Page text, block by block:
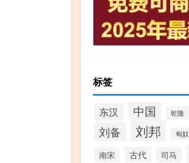
标签
东汉 中国 乾隆
刘备 刘邦 匈奴
南宋 古代 司马